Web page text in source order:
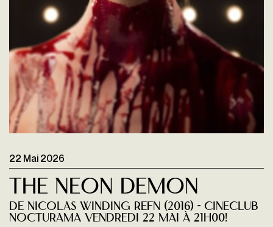
22 Mai 2026
The Neon demon
de Nicolas Winding Refn (2016) - Cineclub
NOCTURAMA vendredi 22 mai à 21H00!